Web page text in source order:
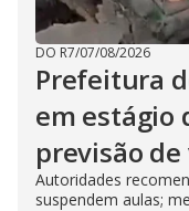
DO R7/07/08/2026
Prefeitura
em estágio
previsão
Autoridades
suspendem aulas;